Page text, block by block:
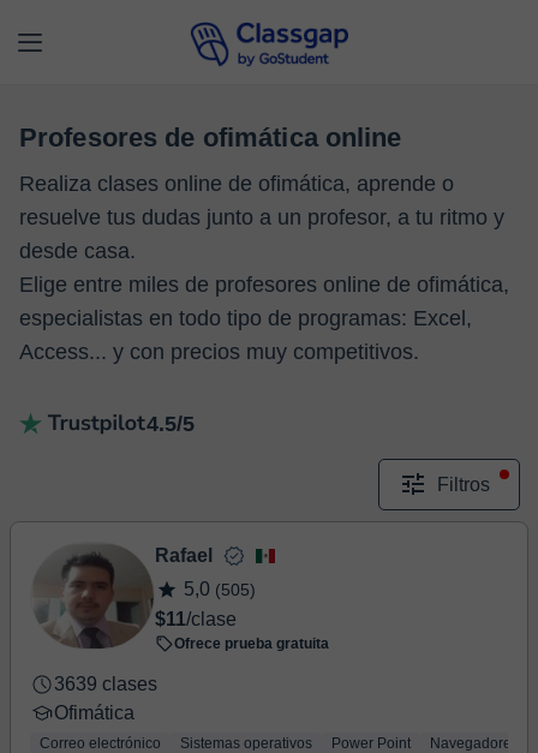
Profesores de ofimática online
Realiza clases online de ofimática, aprende o
resuelve tus dudas junto a un profesor, a tu ritmo y
desde casa.
Elige entre miles de profesores online de ofimática,
especialistas en todo tipo de programas: Excel,
Access... y con precios muy competitivos.
4.5/5
Filtros
Rafael
5,0 (505)
$11/clase
Ofrece prueba gratuita
3639 clases
Ofimática
Correo electrónico Sistemas operativos Power Point Navegadores